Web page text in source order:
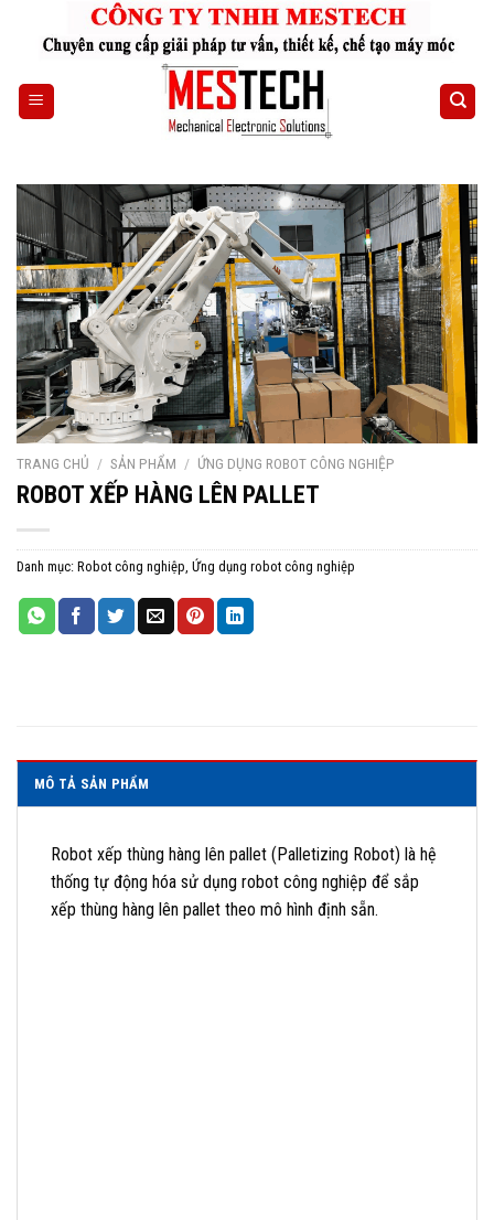
TRANG CHỦ / SẢN PHẨM / ỨNG DỤNG ROBOT CÔNG NGHIỆP
ROBOT XẾP HÀNG LÊN PALLET
Danh mục: Robot công nghiệp, Ứng dụng robot công nghiệp
MÔ TẢ SẢN PHẨM
Robot xếp thùng hàng lên pallet (Palletizing Robot) là hệ
thống tự động hóa sử dụng robot công nghiệp để sắp
xếp thùng hàng lên pallet theo mô hình định sẵn.